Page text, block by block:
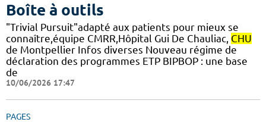
Boîte à outils
"Trivial Pursuit"adapté aux patients pour mieux se
connaître,équipe CMRR,Hôpital Gui De Chauliac, CHU
de Montpellier Infos diverses Nouveau régime de
déclaration des programmes ETP BIPBOP : une base
de
10/06/2026 17:47
PAGES